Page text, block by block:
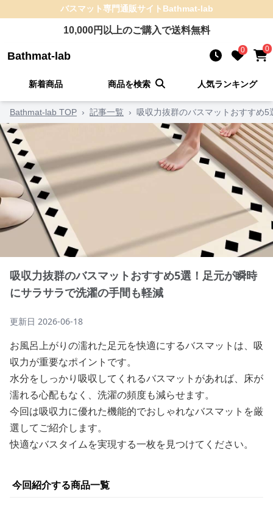
バスマット専門通販サイト Bathmat-lab
10,000円以上のご購入で送料無料
Bathmat-lab 0 0
新着商品 商品を検索 人気ランキング
Bathmat-lab TOP › 記事一覧 › 吸収力抜群のバスマットおすすめ
吸収力抜群のバスマットおすすめ5選！足元が瞬時
にサラサラで洗濯の手間も軽減
更新日 2026-06-18
お風呂上がりの濡れた足元を快適にするバスマットは、吸
収力が重要なポイントです。
水分をしっかり吸収してくれるバスマットがあれば、床が
濡れる心配もなく、洗濯の頻度も減らせます。
今回は吸収力に優れた機能的でおしゃれなバスマットを厳
選してご紹介します。
快適なバスタイムを実現する一枚を見つけてください。
今回紹介する商品一覧